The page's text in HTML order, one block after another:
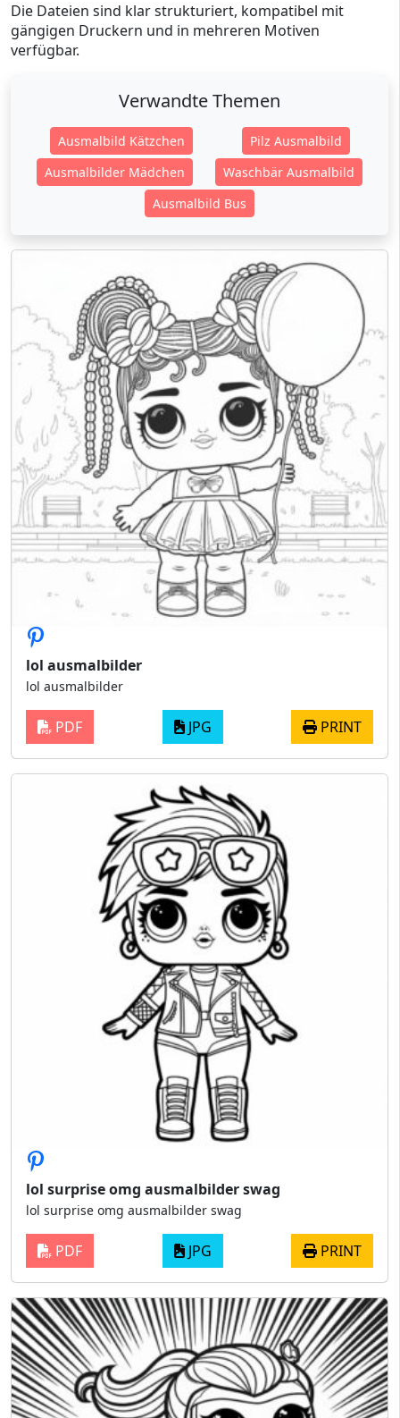
Die Dateien sind klar strukturiert, kompatibel mit
gängigen Druckern und in mehreren Motiven
verfügbar.
Verwandte Themen
Ausmalbild Kätzchen
Pilz Ausmalbild
Ausmalbilder Mädchen
Waschbär Ausmalbild
Ausmalbild Bus
lol ausmalbilder
lol ausmalbilder
PDF JPG PRINT
lol surprise omg ausmalbilder swag
lol surprise omg ausmalbilder swag
PDF JPG PRINT